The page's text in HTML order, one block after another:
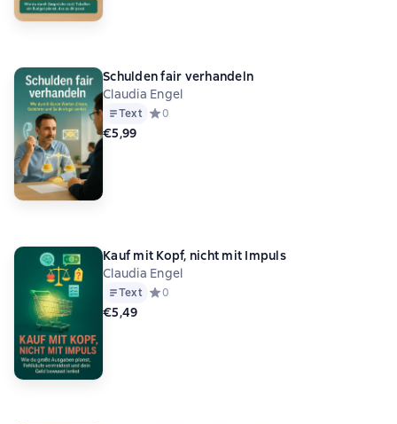
Schulden fair verhandeln
Claudia Engel
Text Средний рейтинг 0 на основе 0 оценок
0
€5,99
Kauf mit Kopf, nicht mit Impuls
Claudia Engel
Text Средний рейтинг 0 на основе 0 оценок
0
€5,49